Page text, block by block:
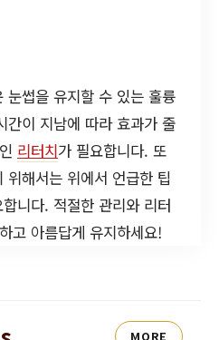
눈썹을 유지할 수 있는 훌륭
간이 지남에 따라 효과가 줄
리터치가 필요합니다. 또
해서는 위에서 언급한 팁
니다. 적절한 관리와 리터
고 아름답게 유지하세요!
MORE